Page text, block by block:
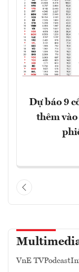
Dự báo 9
thêm
VnE TVPodcast